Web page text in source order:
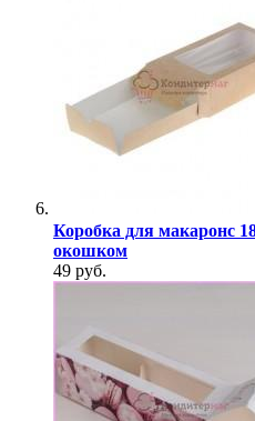
Коробка для макаронс
окошком
49 руб.